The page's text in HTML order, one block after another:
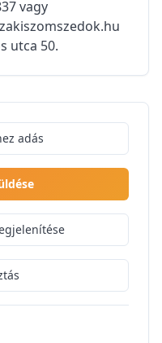
vagy
utca 50.
adás